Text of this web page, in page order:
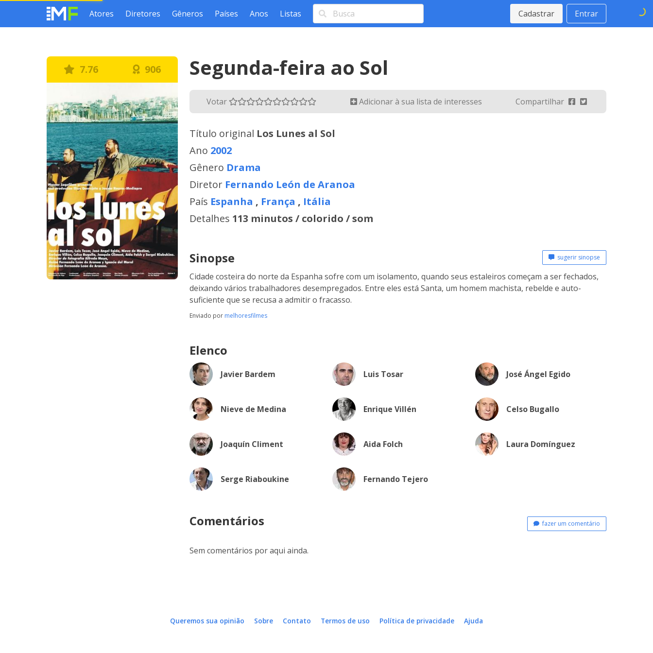
Atores Diretores Gêneros Países Anos Listas Cadastrar Entrar
7.76 906 Segunda-feira ao Sol
Votar Adicionar à sua lista de interesses Compartilhar
Título original Los Lunes al Sol
Ano 2002
Gênero Drama
Diretor Fernando León de Aranoa
País Espanha , França , Itália
Detalhes 113 minutos / colorido / som
Sinopse sugerir sinopse
Cidade costeira do norte da Espanha sofre com um isolamento, quando seus estaleiros começam a ser fechados,
deixando vários trabalhadores desempregados. Entre eles está Santa, um homem machista, rebelde e auto-
suficiente que se recusa a admitir o fracasso.
Enviado por melhoresfilmes
Elenco
Javier Bardem Luis Tosar José Ángel Egido
Nieve de Medina Enrique Villén Celso Bugallo
Joaquín Climent Aida Folch Laura Domínguez
Serge Riaboukine Fernando Tejero
Comentários fazer um comentário
Sem comentários por aqui ainda.
Queremos sua opinião Sobre Contato Termos de uso Política de privacidade Ajuda